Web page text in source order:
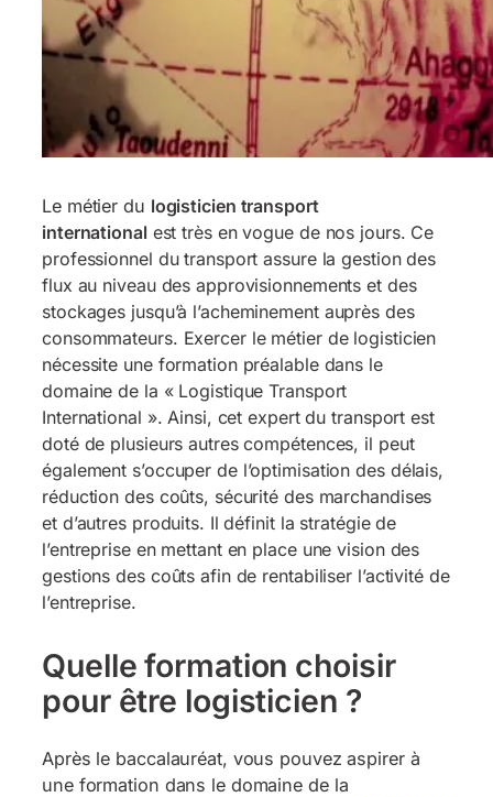
Le métier du logisticien transport
international est très en vogue de nos jours. Ce
professionnel du transport assure la gestion des
flux au niveau des approvisionnements et des
stockages jusqu’à l’acheminement auprès des
consommateurs. Exercer le métier de logisticien
nécessite une formation préalable dans le
domaine de la « Logistique Transport
International ». Ainsi, cet expert du transport est
doté de plusieurs autres compétences, il peut
également s’occuper de l’optimisation des délais,
réduction des coûts, sécurité des marchandises
et d’autres produits. Il définit la stratégie de
l’entreprise en mettant en place une vision des
gestions des coûts afin de rentabiliser l’activité de
l’entreprise.
Quelle formation choisir
pour être logisticien ?
Après le baccalauréat, vous pouvez aspirer à
une formation dans le domaine de la